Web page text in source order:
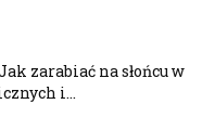
zarabiać na słońcu w
i...